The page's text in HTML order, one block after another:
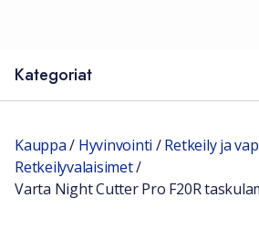
Kategoriat
Kauppa/ Hyvinvointi /Retkeily ja
Retkeilyvalaisimet/
Varta Night Cutter Pro F20R